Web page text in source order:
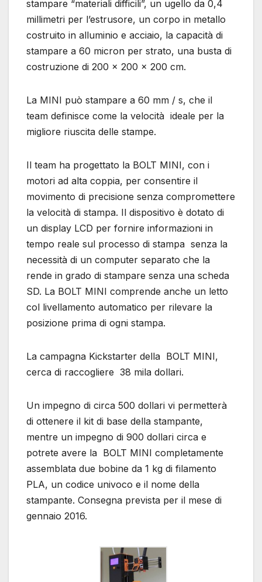
stampare “materiali difficili”, un ugello da 0,4
millimetri per l’estrusore, un corpo in metallo
costruito in alluminio e acciaio, la capacità di
stampare a 60 micron per strato, una busta di
costruzione di 200 x 200 x 200 cm.
La MINI può stampare a 60 mm / s, che il
team definisce come la velocità ideale per la
migliore riuscita delle stampe.
Il team ha progettato la BOLT MINI, con i
motori ad alta coppia, per consentire il
movimento di precisione senza compromettere
la velocità di stampa. Il dispositivo è dotato di
un display LCD per fornire informazioni in
tempo reale sul processo di stampa senza la
necessità di un computer separato che la
rende in grado di stampare senza una scheda
SD. La BOLT MINI comprende anche un letto
col livellamento automatico per rilevare la
posizione prima di ogni stampa.
La campagna Kickstarter della BOLT MINI,
cerca di raccogliere 38 mila dollari.
Un impegno di circa 500 dollari vi permetterà
di ottenere il kit di base della stampante,
mentre un impegno di 900 dollari circa e
potrete avere la BOLT MINI completamente
assemblata due bobine da 1 kg di filamento
PLA, un codice univoco e il nome della
stampante. Consegna prevista per il mese di
gennaio 2016.